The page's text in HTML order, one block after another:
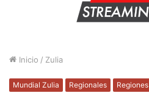
Inicio / Zulia
Mundial Zulia Regionales Regiones